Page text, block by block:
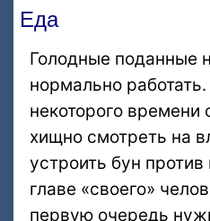
Еда
Голодные поданные
нормально
некоторого времени
хищно смотреть на
устроить бун
главе «своего»
первую очередь